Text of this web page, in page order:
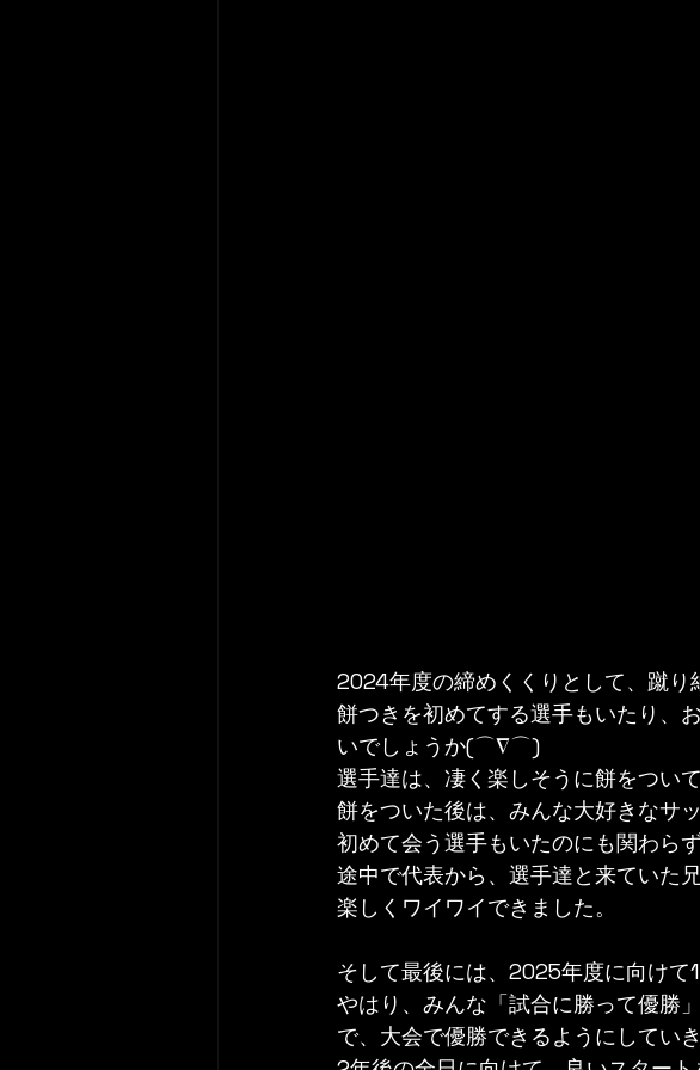
2024年度の締めくくりとして、蹴り
餅つきを初めてする選手もいたり、
いでしょうか(⌒∇⌒)
選手達は、凄く楽しそうに餅をついて
餅をついた後は、みんな大好きなサ
初めて会う選手もいたのにも関わら
途中で代表から、選手達と来ていた
楽しくワイワイできました。
そして最後には、2025年度に向けて
やはり、みんな「試合に勝って優勝
で、大会で優勝できるようにしてい